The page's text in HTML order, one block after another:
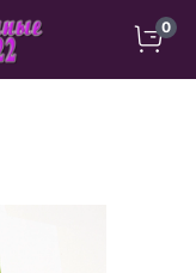
0